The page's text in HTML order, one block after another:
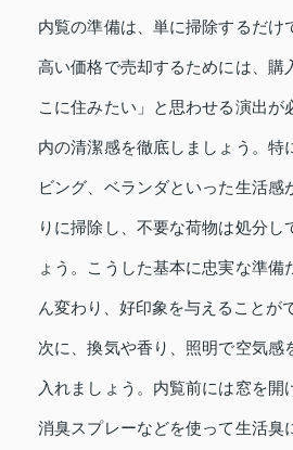
内覧の準備は、単に掃除するだけ
高い価格で売却するためには、購
こに住みたい」と思わせる演出が
内の清潔感を徹底しましょう。特
ビング、ベランダといった生活感
りに掃除し、不要な荷物は処分し
ょう。こうした基本に忠実な準備
ん変わり、好印象を与えることが
次に、換気や香り、照明で空気感
入れましょう。内覧前には窓を開
消臭スプレーなどを使って生活臭